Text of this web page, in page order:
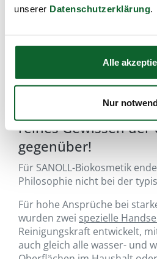
unserer Datenschutzerklärung.
Alle
Nur
…kräftig, ökologisch-
reines Gewissen der
gegenüber!
Für SANOLL-Biokosmetik
Philosophie nicht bei der
Für hohe Ansprüche bei
wurden zwei spezielle
Reinigungskraft entwickelt,
auch gleich alle wasser- und